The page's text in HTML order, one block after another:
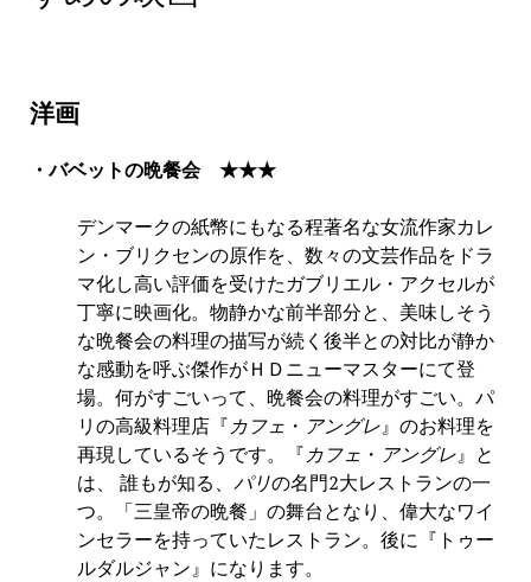
洋画
・バベットの晩餐会 ★★★
デンマークの紙幣にもなる程著名な女流作家カレ
ン・ブリクセンの原作を、数々の文芸作品をドラ
マ化し高い評価を受けたガブリエル・アクセルが
丁寧に映画化。物静かな前半部分と、美味しそう
な晩餐会の料理の描写が続く後半との対比が静か
な感動を呼ぶ傑作がＨＤニューマスターにて登
場。何がすごいって、晩餐会の料理がすごい。パ
リの高級料理店『カフェ ・ アングレ』のお料理を
再現しているそうです。『カフェ ・ アングレ』と
は、 誰もが知る、 パリの名門2大レストランの一
つ。「三皇帝の晩餐」の舞台となり、偉大なワイ
ンセラーを持っていたレストラン。後に『トゥー
ルダルジャン』になります。